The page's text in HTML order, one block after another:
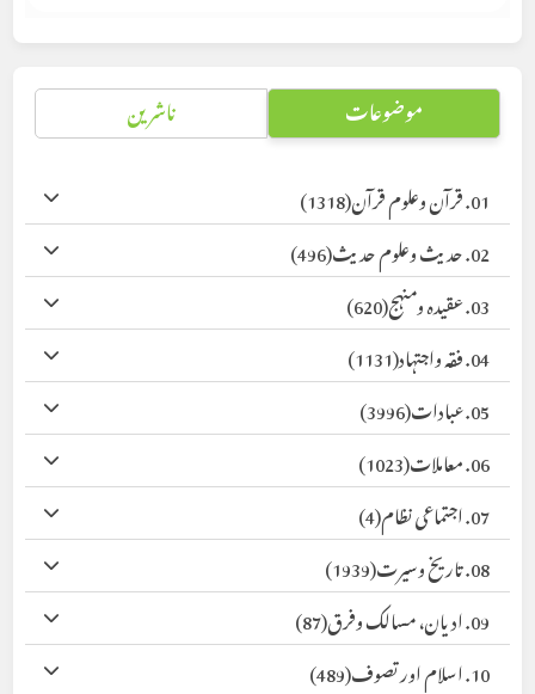
موضوعات ناشرین
01. قرآن وعلوم قرآن
(1318)
02. حدیث وعلوم حدیث
(496)
03. عقیدہ ومنہج
(620)
04. فقہ واجتہاد
(1131)
05. عبادات
(3996)
06. معاملات
(1023)
07. اجتماعی نظام
(4)
08. تاریخ وسیرت
(1939)
09. ادیان، مسالک وفرق
(87)
10. اسلام اور تصوف
(489)